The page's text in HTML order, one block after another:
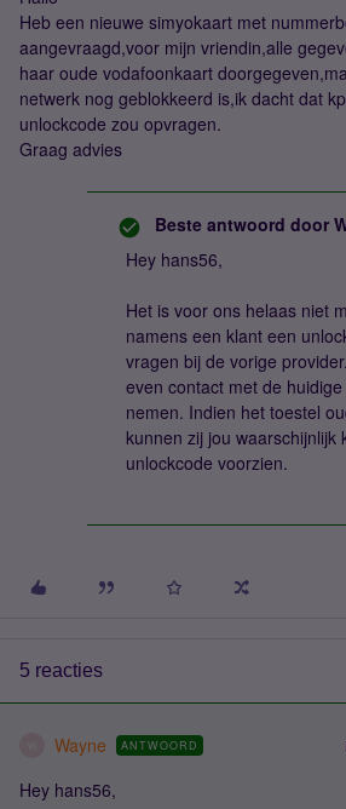
Heb een nieuwe simyokaart met
aangevraagd,voor mijn vriendin,alle
haar oude vodafoonkaart
netwerk nog geblokkeerd is,ik dacht dat
unlockcode zou opvragen.
Graag advies
Beste antwoord door
Hey hans56,
Het is voor ons helaas niet
namens een klant een
vragen bij de vorige
even contact met de
nemen. Indien het toestel
kunnen zij jou waarschijnlijk
unlockcode voorzien.
5 reacties
Wayne ANTWOORD
Hey hans56,